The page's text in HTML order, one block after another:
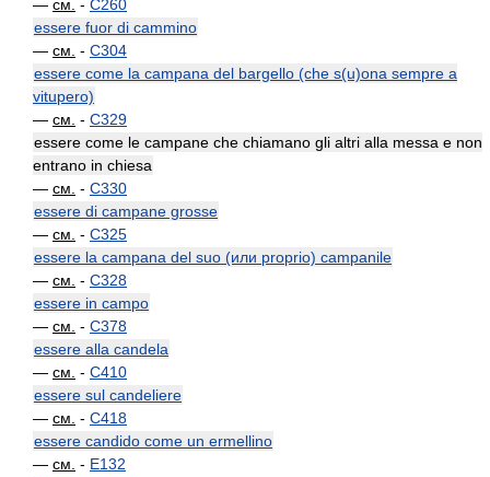
— см. - C260
essere fuor di cammino
— см. - C304
essere come la campana del bargello (che s(u)ona sempre a
vitupero)
— см. - C329
essere come le campane che chiamano gli altri alla messa e non
entrano in chiesa
— см. - C330
essere di campane grosse
— см. - C325
essere la campana del suo (или proprio) campanile
— см. - C328
essere in campo
— см. - C378
essere alla candela
— см. - C410
essere sul candeliere
— см. - C418
essere candido come un ermellino
— см. - E132